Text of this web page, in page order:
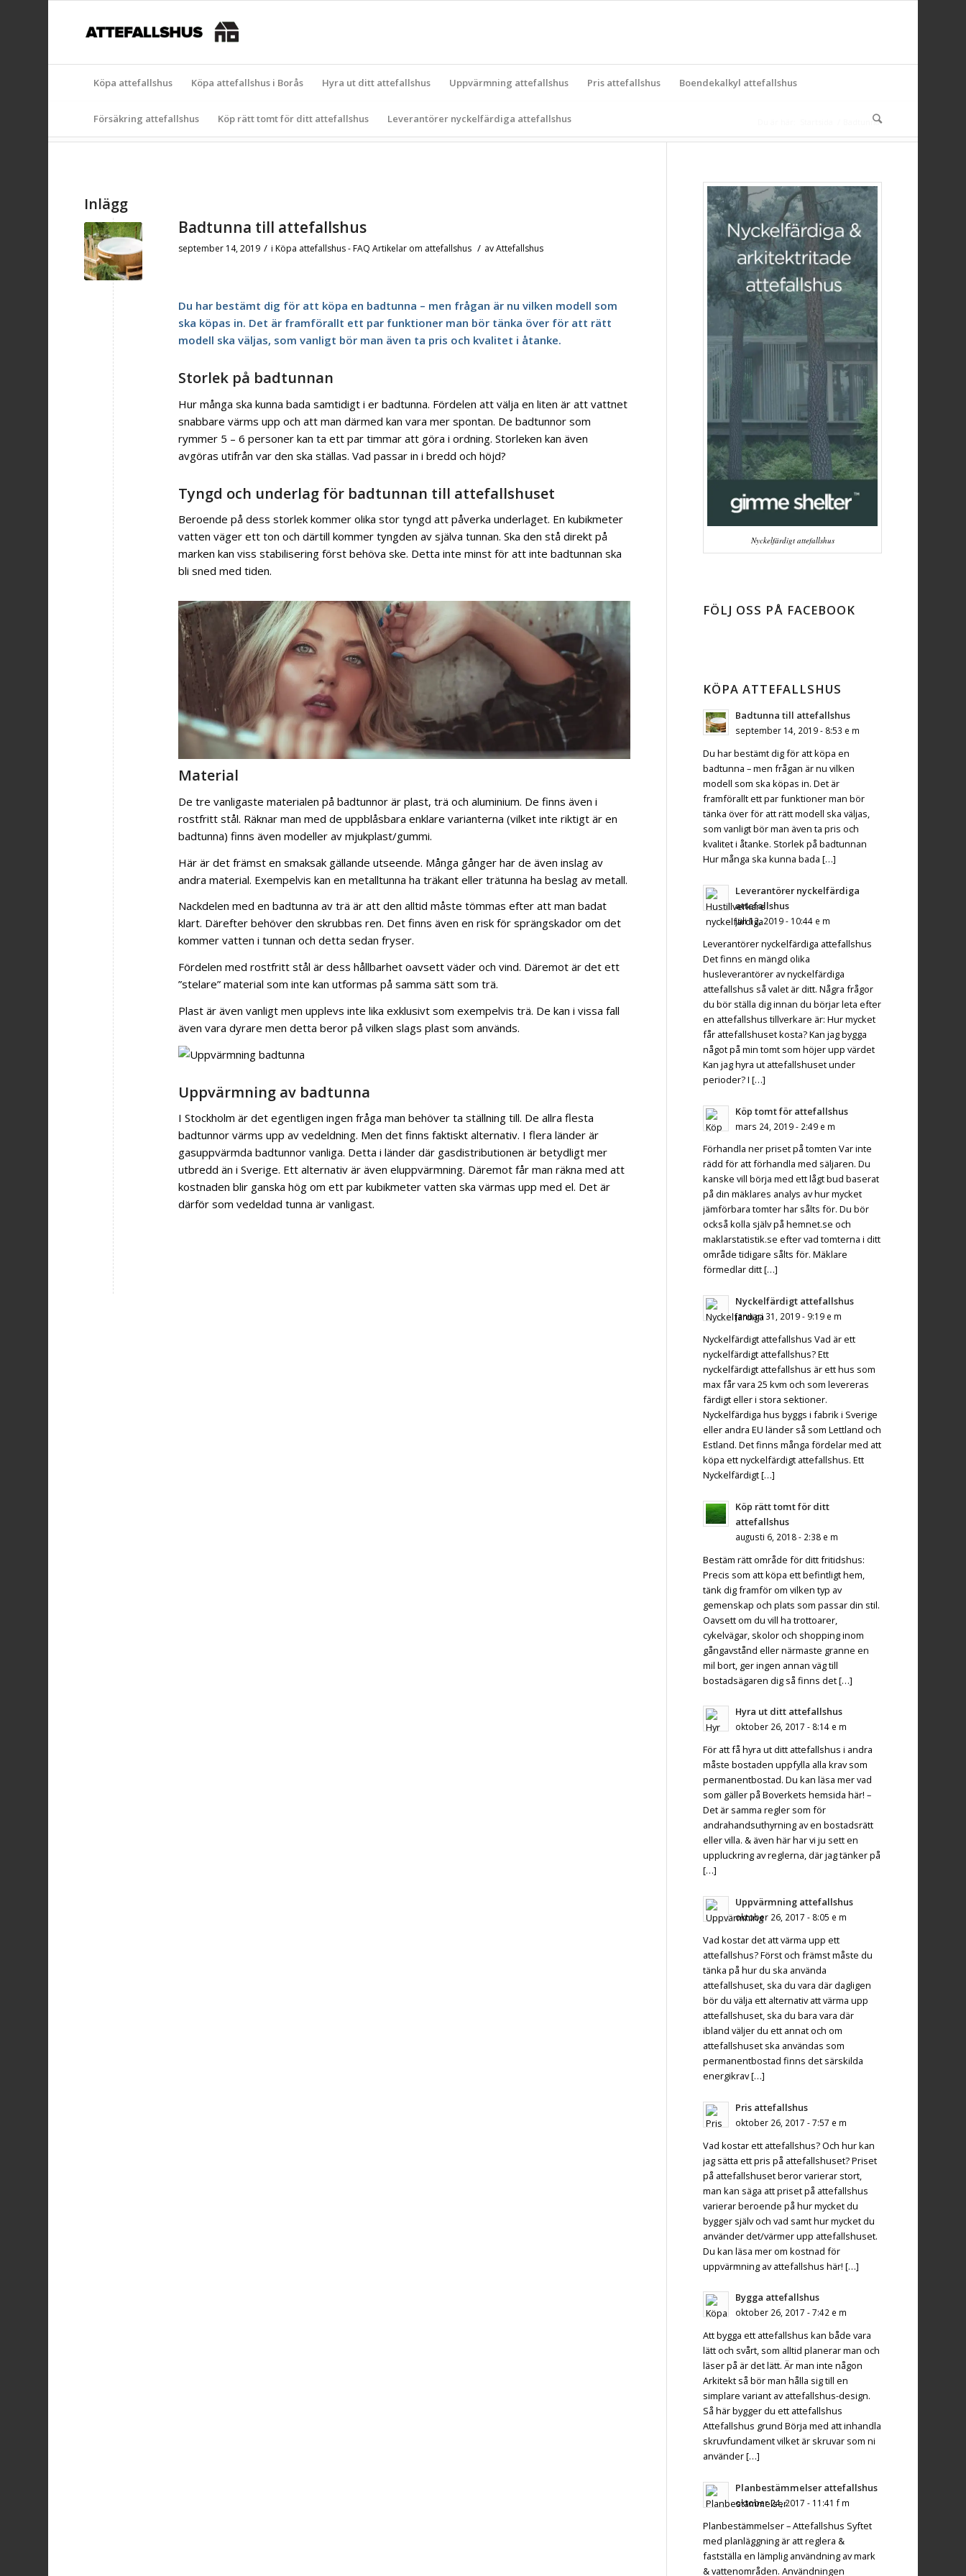
Köpa attefallshus Köpa attefallshus i Borås Hyra ut ditt attefallshus Uppvärmning attefallshus Pris attefallshus Boendekalkyl attefallshus
Försäkring attefallshus Köp rätt tomt för ditt attefallshus Leverantörer nyckelfärdiga attefallshus Badtunna
Inlägg
Badtunna till attefallshus
september 14, 2019 / iKöpa attefallshus - FAQ Artikelar om attefallshus / avAttefallshus
Du har bestämt dig för att köpa en badtunna – men frågan är nu vilken modell som
ska köpas in. Det är framförallt ett par funktioner man bör tänka över för att rätt
modell ska väljas, som vanligt bör man även ta pris och kvalitet i åtanke.
Storlek på badtunnan
Hur många ska kunna bada samtidigt i er badtunna. Fördelen att välja en liten är att vattnet
snabbare värms upp och att man därmed kan vara mer spontan. De badtunnor som
rymmer 5 – 6 personer kan ta ett par timmar att göra i ordning. Storleken kan även
avgöras utifrån var den ska ställas. Vad passar in i bredd och höjd?
Tyngd och underlag för badtunnan till attefallshuset
Beroende på dess storlek kommer olika stor tyngd att påverka underlaget. En kubikmeter
vatten väger ett ton och därtill kommer tyngden av själva tunnan. Ska den stå direkt på
marken kan viss stabilisering först behöva ske. Detta inte minst för att inte badtunnan ska
bli sned med tiden.
Material
De tre vanligaste materialen på badtunnor är plast, trä och aluminium. De finns även i
rostfritt stål. Räknar man med de uppblåsbara enklare varianterna (vilket inte riktigt är en
badtunna) finns även modeller av mjukplast/gummi.
Här är det främst en smaksak gällande utseende. Många gånger har de även inslag av
andra material. Exempelvis kan en metalltunna ha träkant eller trätunna ha beslag av metall.
Nackdelen med en badtunna av trä är att den alltid måste tömmas efter att man badat
klart. Därefter behöver den skrubbas ren. Det finns även en risk för sprängskador om det
kommer vatten i tunnan och detta sedan fryser.
Fördelen med rostfritt stål är dess hållbarhet oavsett väder och vind. Däremot är det ett
”stelare” material som inte kan utformas på samma sätt som trä.
Plast är även vanligt men upplevs inte lika exklusivt som exempelvis trä. De kan i vissa fall
även vara dyrare men detta beror på vilken slags plast som används.
Uppvärmning av badtunna
I Stockholm är det egentligen ingen fråga man behöver ta ställning till. De allra flesta
badtunnor värms upp av vedeldning. Men det finns faktiskt alternativ. I flera länder är
gasuppvärmda badtunnor vanliga. Detta i länder där gasdistributionen är betydligt mer
utbredd än i Sverige. Ett alternativ är även eluppvärmning. Däremot får man räkna med att
kostnaden blir ganska hög om ett par kubikmeter vatten ska värmas upp med el. Det är
därför som vedeldad tunna är vanligast.
Nyckelfärdigt attefallshus
FÖLJ OSS PÅ FACEBOOK
KÖPA ATTEFALLSHUS
Badtunna till attefallshus
september 14, 2019 - 8:53 e m
Du har bestämt dig för att köpa en
badtunna – men frågan är nu vilken
modell som ska köpas in. Det är
framförallt ett par funktioner man bör
tänka över för att rätt modell ska väljas,
som vanligt bör man även ta pris och
kvalitet i åtanke. Storlek på badtunnan
Hur många ska kunna bada […]
Leverantörer nyckelfärdiga
attefallshus
juli 12, 2019 - 10:44 e m
Leverantörer nyckelfärdiga attefallshus
Det finns en mängd olika
husleverantörer av nyckelfärdiga
attefallshus så valet är ditt. Några frågor
du bör ställa dig innan du börjar leta efter
en attefallshus tillverkare är: Hur mycket
får attefallshuset kosta? Kan jag bygga
något på min tomt som höjer upp värdet
Kan jag hyra ut attefallshuset under
perioder? I […]
Köp tomt för attefallshus
mars 24, 2019 - 2:49 e m
Förhandla ner priset på tomten Var inte
rädd för att förhandla med säljaren. Du
kanske vill börja med ett lågt bud baserat
på din mäklares analys av hur mycket
jämförbara tomter har sålts för. Du bör
också kolla själv på hemnet.se och
maklarstatistik.se efter vad tomterna i ditt
område tidigare sålts för. Mäklare
förmedlar ditt […]
Nyckelfärdigt attefallshus
januari 31, 2019 - 9:19 e m
Nyckelfärdigt attefallshus Vad är ett
nyckelfärdigt attefallshus? Ett
nyckelfärdigt attefallshus är ett hus som
max får vara 25 kvm och som levereras
färdigt eller i stora sektioner.
Nyckelfärdiga hus byggs i fabrik i Sverige
eller andra EU länder så som Lettland och
Estland. Det finns många fördelar med att
köpa ett nyckelfärdigt attefallshus. Ett
Nyckelfärdigt […]
Köp rätt tomt för ditt
attefallshus
augusti 6, 2018 - 2:38 e m
Bestäm rätt område för ditt fritidshus:
Precis som att köpa ett befintligt hem,
tänk dig framför om vilken typ av
gemenskap och plats som passar din stil.
Oavsett om du vill ha trottoarer,
cykelvägar, skolor och shopping inom
gångavstånd eller närmaste granne en
mil bort, ger ingen annan väg till
bostadsägaren dig så finns det […]
Hyra ut ditt attefallshus
oktober 26, 2017 - 8:14 e m
För att få hyra ut ditt attefallshus i andra
måste bostaden uppfylla alla krav som
permanentbostad. Du kan läsa mer vad
som gäller på Boverkets hemsida här! –
Det är samma regler som för
andrahandsuthyrning av en bostadsrätt
eller villa. & även här har vi ju sett en
uppluckring av reglerna, där jag tänker på
[…]
Uppvärmning attefallshus
oktober 26, 2017 - 8:05 e m
Vad kostar det att värma upp ett
attefallshus? Först och främst måste du
tänka på hur du ska använda
attefallshuset, ska du vara där dagligen
bör du välja ett alternativ att värma upp
attefallshuset, ska du bara vara där
ibland väljer du ett annat och om
attefallshuset ska användas som
permanentbostad finns det särskilda
energikrav […]
Pris attefallshus
oktober 26, 2017 - 7:57 e m
Vad kostar ett attefallshus? Och hur kan
jag sätta ett pris på attefallshuset? Priset
på attefallshuset beror varierar stort,
man kan säga att priset på attefallshus
varierar beroende på hur mycket du
bygger själv och vad samt hur mycket du
använder det/värmer upp attefallshuset.
Du kan läsa mer om kostnad för
uppvärmning av attefallshus här! […]
Bygga attefallshus
oktober 26, 2017 - 7:42 e m
Att bygga ett attefallshus kan både vara
lätt och svårt, som alltid planerar man och
läser på är det lätt. Är man inte någon
Arkitekt så bör man hålla sig till en
simplare variant av attefallshus-design.
Så här bygger du ett attefallshus
Attefallshus grund Börja med att inhandla
skruvfundament vilket är skruvar som ni
använder […]
Planbestämmelser attefallshus
oktober 24, 2017 - 11:41 f m
Planbestämmelser – Attefallshus Syftet
med planläggning är att reglera &
fastställa en lämplig användning av mark
& vattenområden. Användningen